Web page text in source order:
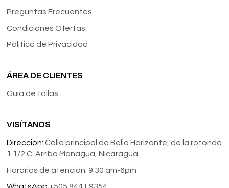
Preguntas Frecuentes
Condiciones Ofertas
Política de Privacidad
ÁREA DE CLIENTES
Guía de tallas
VISÍTANOS
Dirección: Calle principal de Bello Horizonte, de la rotonda
1 1/2 C. Arriba Managua, Nicaragua
Horarios de atención: 9.30 am-6pm